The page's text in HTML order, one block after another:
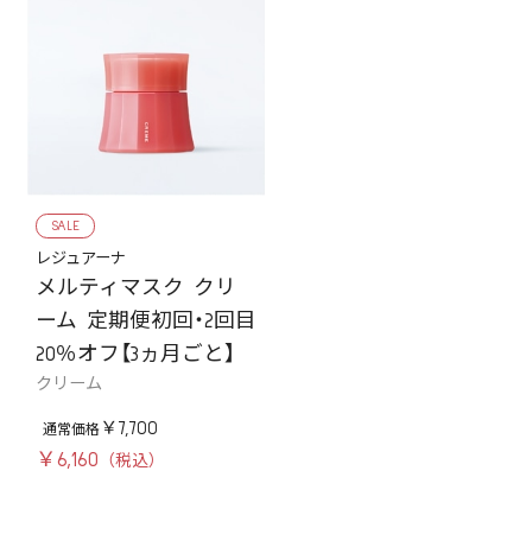
SALE
レジュアーナ
メルティマスク クリ
ーム 定期便初回・2回目
20％オフ【3ヵ月ごと】
クリーム
￥7,700
￥6,160